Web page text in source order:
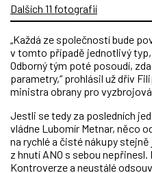
Dalších 11 fotografií
„Každá ze společností bude
v tomto případě jednotlivý typ,
Odborný tým poté posoudí,
parametry,“ prohlásil už dřív
ministra obrany pro
Jestli se tedy za posledních
vládne Lubomír Metnar, něco
na rychlé a čisté nákupy
z hnutí ANO s sebou
Kontroverze a neustálé